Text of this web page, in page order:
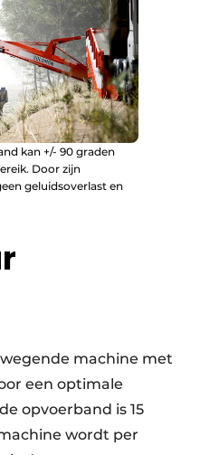
kan +/- 90 graden
Door zijn
geluidsoverlast en
wegende machine met
een optimale
opvoerband is 15
wordt per